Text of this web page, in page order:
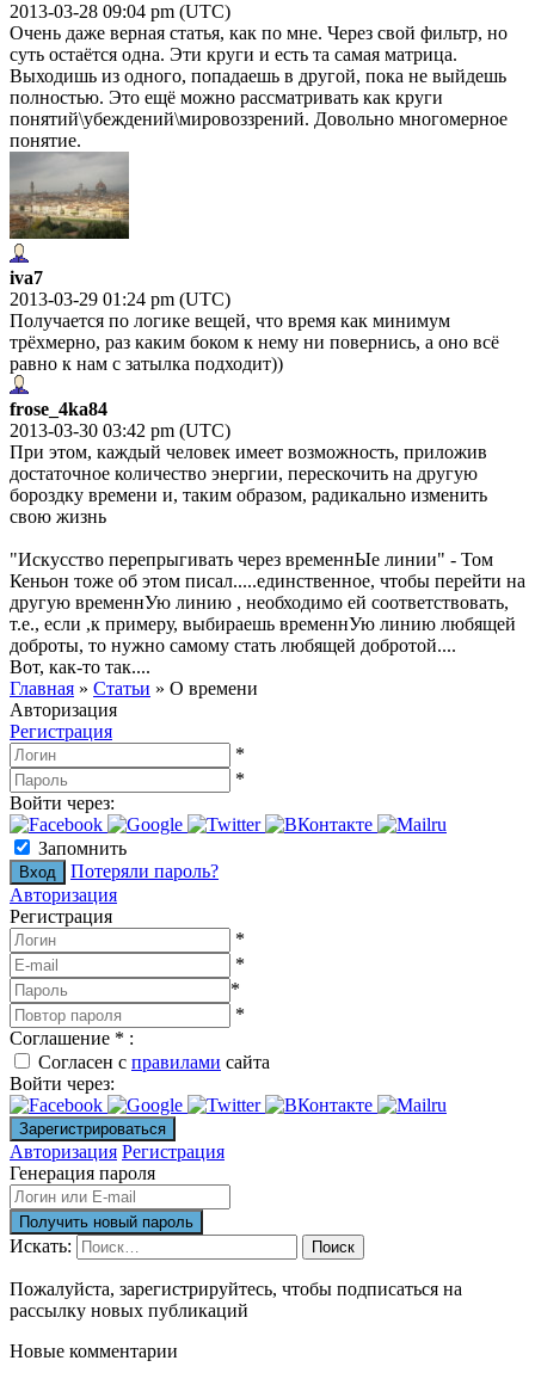
2013-03-28 09:04 pm (UTC)
Очень даже верная статья, как по мне. Через свой фильтр, но
суть остаётся одна. Эти круги и есть та самая матрица.
Выходишь из одного, попадаешь в другой, пока не выйдешь
полностью. Это ещё можно рассматривать как круги
понятий\убеждений\мировоззрений. Довольно многомерное
понятие.
iva7
2013-03-29 01:24 pm (UTC)
Получается по логике вещей, что время как минимум
трёхмерно, раз каким боком к нему ни повернись, а оно всё
равно к нам с затылка подходит))
frose_4ka84
2013-03-30 03:42 pm (UTC)
При этом, каждый человек имеет возможность, приложив
достаточное количество энергии, перескочить на другую
бороздку времени и, таким образом, радикально изменить
свою жизнь
"Искусство перепрыгивать через временнЫе линии" - Том
Кеньон тоже об этом писал.....единственное, чтобы перейти на
другую временнУю линию , необходимо ей соответствовать,
т.е., если ,к примеру, выбираешь временнУю линию любящей
доброты, то нужно самому стать любящей добротой....
Вот, как-то так....
Главная » Статьи » О времени
Авторизация
Регистрация
*
*
Войти через:
Запомнить
Потеряли пароль?
Авторизация
Регистрация
*
*
*
*
Соглашение * :
Согласен с правилами сайта
Войти через:
Авторизация Регистрация
Генерация пароля
Искать: Поиск
Пожалуйста, зарегистрируйтесь, чтобы подписаться на
рассылку новых публикаций
Новые комментарии